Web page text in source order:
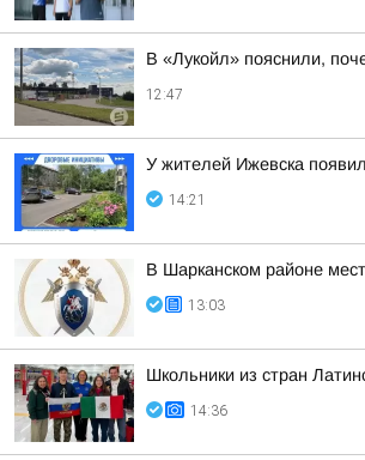
В «Лукойл» пояснили,
12:47
У жителей Ижевска
14:21
В Шарканском районе
13:03
Школьники из стран
14:36